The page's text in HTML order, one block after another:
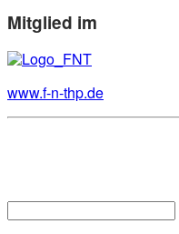
Mitglied im
www.f-n-thp.de